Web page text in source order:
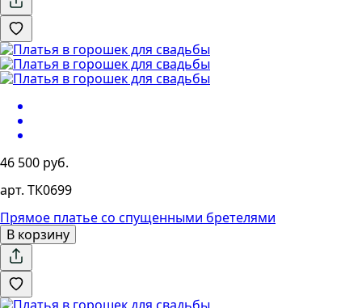
46 500 руб.
арт. ТК0699
Прямое платье со спущенными бретелями
В корзину